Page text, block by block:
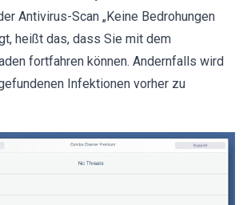
Antivirus-Scan „Keine Bedrohungen
heißt das, dass Sie mit dem
fortfahren können. Andernfalls wird
Infektionen vorher zu